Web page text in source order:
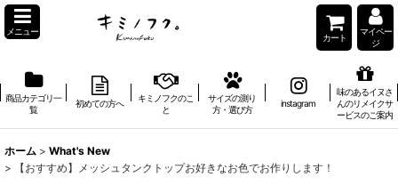
メニュー
カート
マイペー
ジ
商品カテゴリ一
覧
初めての方へ
キミノフクのこ
と
サイズの測り
方・選び方
instagram
味のあるイヌさ
んのリメイクサ
ービスのご案内
ホーム > What's New
>
【おすすめ】メッシュタンクトップお好きなお色でお作りします！